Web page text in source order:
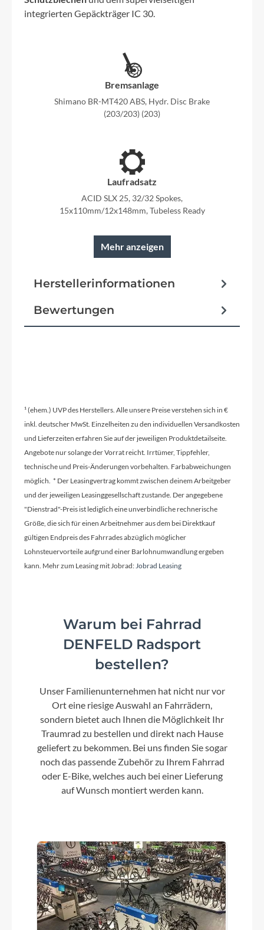
integrierten Gepäckträger IC 30.
Bremsanlage
Shimano BR-MT420 ABS, Hydr. Disc Brake
(203/203) (203)
Laufradsatz
ACID SLX 25, 32/32 Spokes,
15x110mm/12x148mm, Tubeless Ready
Rahmen
Technology, Efficient Comfort Geometry,
Boost148, UDH™, Full-Suspension Integrated
Reifen
Schwalbe Marathon Efficiency, PerfL, 55-622
Pedale
ACID PP Trekking
Reich Cycle Bells Ringsound
Rahmentyp
On-Road
Griffe
ACID Travel Comfort
Ladegerät
Bosch 2A
Mehr anzeigen
Herstellerinformationen
Bewertungen
¹ (ehem.) UVP des Herstellers. Alle unsere Preise verstehen sich in €
inkl. deutscher MwSt. Einzelheiten zu den individuellen Versandkosten
und Lieferzeiten erfahren Sie auf der jeweiligen Produktdetailseite.
Angebote nur solange der Vorrat reicht. Irrtümer, Tippfehler,
technische und Preis-Änderungen vorbehalten. Farbabweichungen
möglich. * Der Leasingvertrag kommt zwischen deinem Arbeitgeber
und der jeweiligen Leasinggesellschaft zustande. Der angegebene
"Dienstrad"-Preis ist lediglich eine unverbindliche rechnerische
Größe, die sich für einen Arbeitnehmer aus dem bei Direktkauf
gültigen Endpreis des Fahrrades abzüglich möglicher
Lohnsteuervorteile aufgrund einer Barlohnumwandlung ergeben
kann. Mehr zum Leasing mit Jobrad:Jobrad Leasing
Warum bei Fahrrad
DENFELD Radsport
bestellen?
Unser Familienunternehmen hat nicht nur vor
Ort eine riesige Auswahl an Fahrrädern,
sondern bietet auch Ihnen die Möglichkeit Ihr
Traumrad zu bestellen und direkt nach Hause
geliefert zu bekommen. Bei uns finden Sie sogar
noch das passende Zubehör zu Ihrem Fahrrad
oder E-Bike, welches auch bei einer Lieferung
auf Wunsch montiert werden kann.